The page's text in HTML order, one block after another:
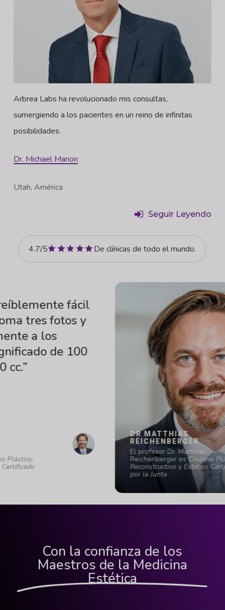
Arbrea Labs ha revolucionado mis consultas,
sumergiendo a los pacientes en un reino de infinitas
posibilidades.
Dr. Michael Marion
Utah, América
Seguir Leyendo
reseñas
4.7/5 De clínicas de todo el mundo.
fácil
fotos y
los
de 100
DR MATTHIAS
REICHENBERGER
El profesor Dr. Matthias
Reichenberger esCirujano Plástico,
Reconstructivo y Estético Certificado
por la Junta
Con la confianza de los
Maestros de la Medicina
Estética